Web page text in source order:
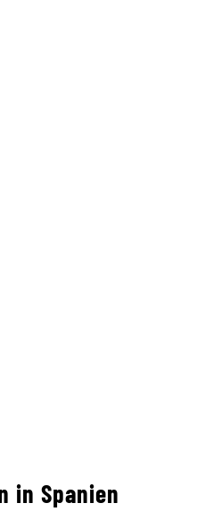
in Spanien